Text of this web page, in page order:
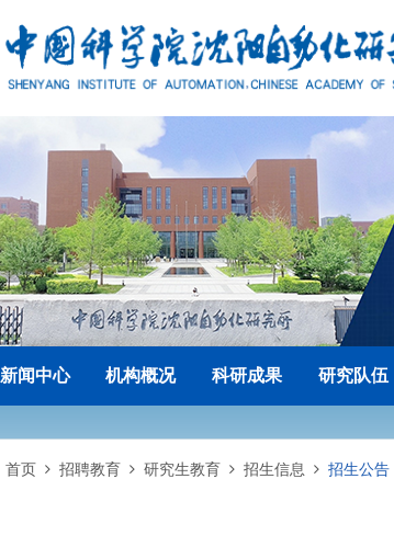
新闻中心 机构概况 科研成果 研究队伍
首页 招聘教育 研究生教育 招生信息 招生公告